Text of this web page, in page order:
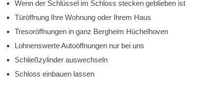
Wenn der Schlüssel im Schloss stecken geblieben ist
Türöffnung Ihre Wohnung oder Ihrem Haus
Tresoröffnungen in ganz Bergheim Hüchelhoven
Lohnenswerte Autoöffnungen nur bei uns
Schließzylinder auswechseln
Schloss einbauen lassen